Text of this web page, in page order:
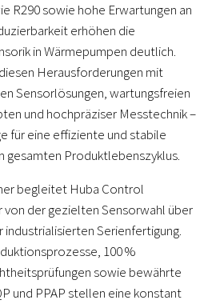
R290 sowie hohe Erwartungen an
erhöhen die
in Wärmepumpen deutlich.
Herausforderungen mit
Sensorlösungen, wartungsfreien
und hochpräziser Messtechnik –
für eine effiziente und stabile
gesamten Produktlebenszyklus.
begleitet Huba Control
der gezielten Sensorwahl über
industrialisierten Serienfertigung.
100 %
sowie bewährte
und PPAP stellen eine konstant